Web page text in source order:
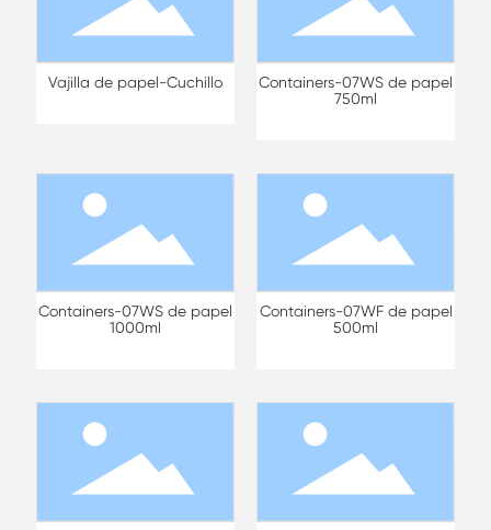
Vajilla de papel-Cuchillo
Containers-07WS de papel
750ml
Containers-07WS de papel
1000ml
Containers-07WF de papel
500ml